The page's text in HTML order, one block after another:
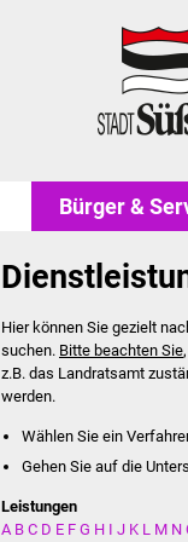
Bürger &
Hier können Sie gezielt
suchen. Bitte beachten Sie
z.B. das Landratsamt
werden.
Wählen Sie ein
Gehen Sie auf die
Leistungen
A B C D E F G H I J K L M N